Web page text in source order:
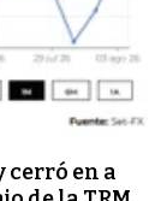
cerró en a